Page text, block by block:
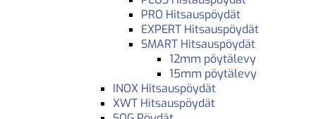
PRO Hitsauspöydät
EXPERT Hitsauspöydät
SMART Hitsauspöydät
12mm pöytälevy
15mm pöytälevy
INOX Hitsauspöydät
XWT Hitsauspöydät